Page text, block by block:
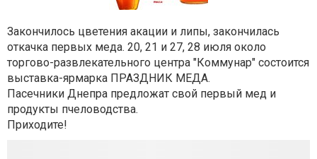
Закончилось цветения акации и липы, закончилась
откачка первых меда. 20, 21 и 27, 28 июля около
торгово-развлекательного центра "Коммунар" состоится
выставка-ярмарка ПРАЗДНИК МЕДА.
Пасечники Днепра предложат свой первый мед и
продукты пчеловодства.
Приходите!